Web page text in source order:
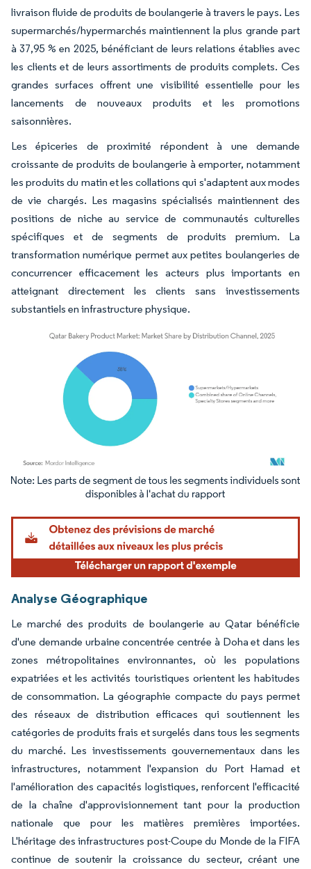
livraison fluide de produits de boulangerie à travers le pays. Les
supermarchés/hypermarchés maintiennent la plus grande part
à 37,95 % en 2025, bénéficiant de leurs relations établies avec
les clients et de leurs assortiments de produits complets. Ces
grandes surfaces offrent une visibilité essentielle pour les
lancements de nouveaux produits et les promotions
saisonnières.
Les épiceries de proximité répondent à une demande
croissante de produits de boulangerie à emporter, notamment
les produits du matin et les collations qui s'adaptent aux modes
de vie chargés. Les magasins spécialisés maintiennent des
positions de niche au service de communautés culturelles
spécifiques et de segments de produits premium. La
transformation numérique permet aux petites boulangeries de
concurrencer efficacement les acteurs plus importants en
atteignant directement les clients sans investissements
substantiels en infrastructure physique.
Image © Mordor Intelligence. La réutilisation nécessite une attribution sous CC BY
Analyse Géographique
Le marché des produits de boulangerie au Qatar bénéficie
d'une demande urbaine concentrée centrée à Doha et dans les
zones métropolitaines environnantes, où les populations
expatriées et les activités touristiques orientent les habitudes
de consommation. La géographie compacte du pays permet
des réseaux de distribution efficaces qui soutiennent les
catégories de produits frais et surgelés dans tous les segments
du marché. Les investissements gouvernementaux dans les
infrastructures, notamment l'expansion du Port Hamad et
l'amélioration des capacités logistiques, renforcent l'efficacité
de la chaîne d'approvisionnement tant pour la production
nationale que pour les matières premières importées.
L'héritage des infrastructures post-Coupe du Monde de la FIFA
continue de soutenir la croissance du secteur, créant une